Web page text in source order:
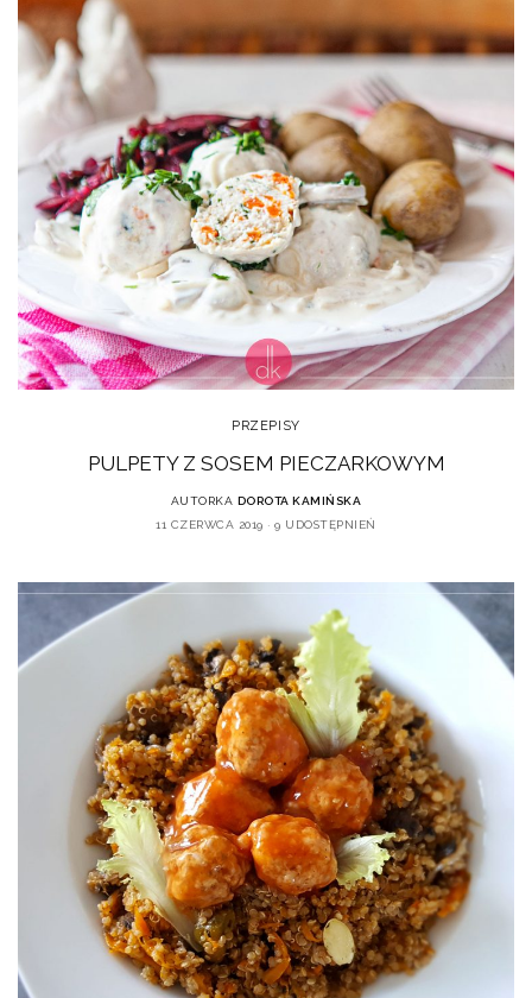
PRZEPISY
PULPETY Z SOSEM PIECZARKOWYM
AUTORKA DOROTA KAMIŃSKA
11 CZERWCA 2019
9 UDOSTĘPNIEŃ